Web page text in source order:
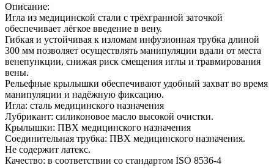
Описание:
Игла из медицинской стали с трёхгранной заточкой
обеспечивает лёгкое введение в вену.
Гибкая и устойчивая к изломам инфузионная трубка длиной
300 мм позволяет осуществлять манипуляции вдали от места
венепункции, снижая риск смещения иглы и травмирования
вены.
Рельефные крылышки обеспечивают удобный захват во время
манипуляции и надёжную фиксацию.
Игла: стaль медицинского назначения
Лубрикант: силиконовое масло высокой очистки.
Крылышки: ПВХ медицинского назначения
Соединительная трубка: ПВХ медицинского назначения.
Не содержит латекс.
Качество: в соответствии со стандартом ISO 8536-4